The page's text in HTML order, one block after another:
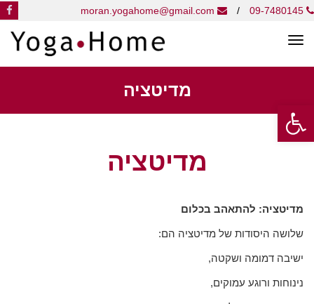
פתח סרגל נגישות
09-7480145
/
תפריט
מדיטציה
מדיטציה
מדיטציה: להתאהב בכלום
שלושה היסודות של מדיטציה הם:
ישיבה דמומה ושקטה,
נינוחות ורוגע עמוקים,